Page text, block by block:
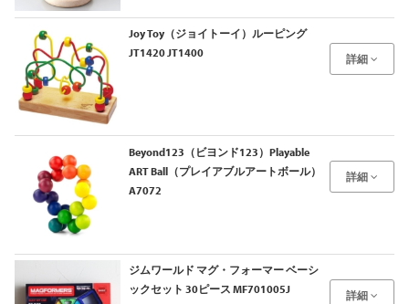
Joy Toy（ジョイトーイ）ルーピング
JT1420 JT1400
詳細
Beyond123（ビヨンド123）Playable
ART Ball（プレイアブルアートボール）
A7072
詳細
ジムワールド マグ・フォーマー ベーシ
ックセット 30ピース MF701005J
詳細